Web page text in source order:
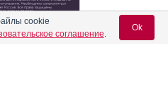
cookie
соглашение.
Ok